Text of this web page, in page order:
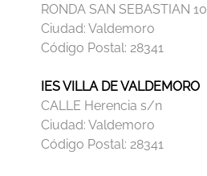
RONDA SAN SEBASTIAN 10
Ciudad:Valdemoro
Código Postal:28341
IES VILLA DE VALDEMORO
CALLE Herencia s/n
Ciudad:Valdemoro
Código Postal:28341